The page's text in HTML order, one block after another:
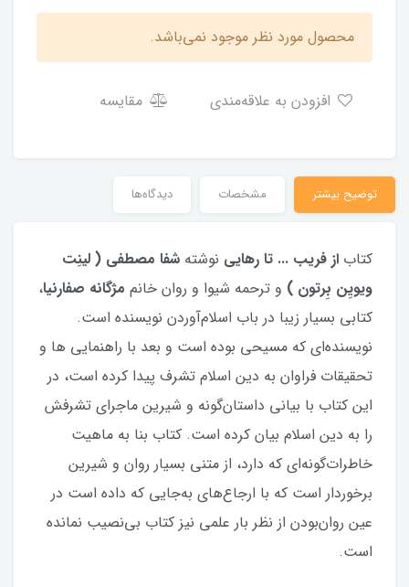
محصول مورد نظر موجود نمی‌باشد.
مقایسه
توضیح بیشتر مشخصات دیدگاه‌ها
کتاب از فریب ... تا رهایی نوشته شفا مصطفی ( لینِت
ویویِن بِرتون ) و ترحمه شیوا و روان خانم مژگانه صفارنیا،
کتابی بسیار زیبا در باب اسلام‌آوردن نویسنده است.
نویسنده‌ای که مسیحی بوده است و بعد با راهنمایی ها و
تحقیقات فراوان به دین اسلام تشرف پیدا کرده است، در
این کتاب با بیانی داستان‌گونه و شیرین ماجرای تشرفش
را به دین اسلام بیان کرده است. کتاب بنا به ماهیت
خاطرات‌گونه‌ای که دارد، از متنی بسیار روان و شیرین
برخوردار است که با ارجاع‌های به‌جایی که داده است در
عین روان‌بودن از نظر بار علمی نیز کتاب بی‌نصیب نمانده
است.